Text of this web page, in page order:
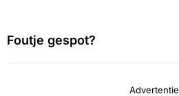
Foutje gespot?
Advertentie